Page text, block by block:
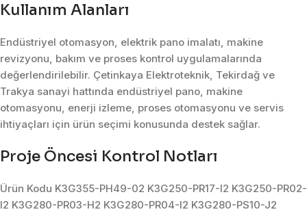
Kullanım Alanları
Endüstriyel otomasyon, elektrik pano imalatı, makine
revizyonu, bakım ve proses kontrol uygulamalarında
değerlendirilebilir. Çetinkaya Elektroteknik, Tekirdağ ve
Trakya sanayi hattında endüstriyel pano, makine
otomasyonu, enerji izleme, proses otomasyonu ve servis
ihtiyaçları için ürün seçimi konusunda destek sağlar.
Proje Öncesi Kontrol Notları
Ürün Kodu K3G355-PH49-02 K3G250-PR17-I2 K3G250-PR02-
I2 K3G280-PR03-H2 K3G280-PR04-I2 K3G280-PS10-J2